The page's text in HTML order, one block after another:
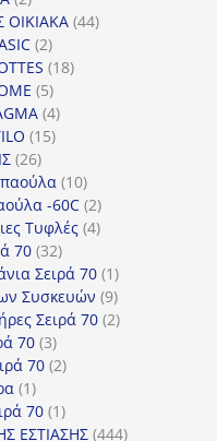
προϊόντα
ΟΙΚΙΑΚΑ 4444
22
προϊόντα
1818
55
προϊόντα
44
προϊόντα
1515
2626
προϊόντα
1010
προϊόντα
-60C 22
προϊόντα
Τυφλές 44
70 3232
προϊόντα
Σειρά 70 11
προϊόν
Συσκευών 99
προϊόντα
Σειρά 70 22
70 33
προϊόντα
70 22
11
προϊόν
70 11
προϊόν
ΕΣΤΙΑΣΗΣ 444444